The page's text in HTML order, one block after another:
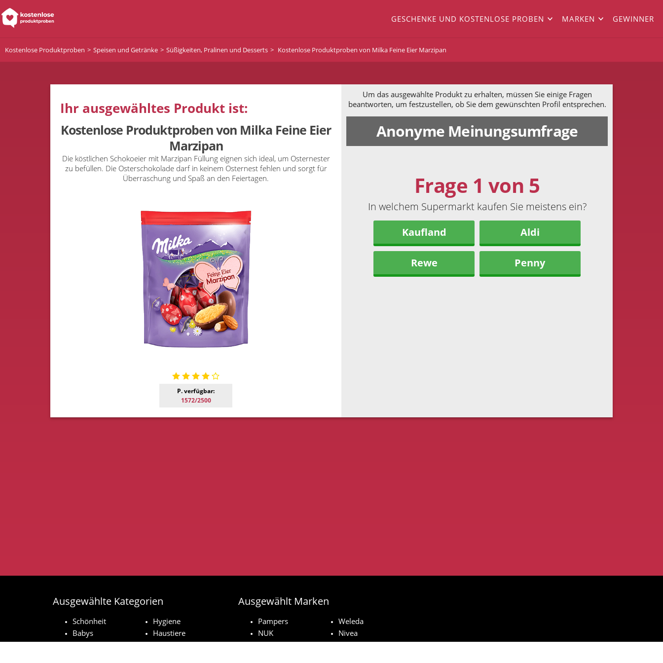
GESCHENKE UND KOSTENLOSE PROBEN MARKEN GEWINNER
Kostenlose Produktproben Speisen und Getränke Süßigkeiten, Pralinen und Desserts Kostenlose Produktproben von Milka Feine Eier Marzipan
Ihr ausgewähltes Produkt ist:
Kostenlose Produktproben von Milka Feine Eier
Marzipan
Die köstlichen Schokoeier mit Marzipan Füllung eignen sich ideal, um Osternester
zu befüllen. Die Osterschokolade darf in keinem Osternest fehlen und sorgt für
Überraschung und Spaß an den Feiertagen.
P. verfügbar:
1572/2500
Anonyme Meinungsumfrage
Um das ausgewählte Produkt zu erhalten, müssen Sie einige Fragen
beantworten, um festzustellen, ob Sie dem gewünschten Profil entsprechen.
Frage 1 von 5
In welchem Supermarkt kaufen Sie meistens ein?
Kaufland
Aldi
Rewe Penny
Ausgewählte Kategorien
Schönheit
Hygiene
Babys
Haustiere
Haushaltsprodukte
Ausgewählt Marken
Pampers
Weleda
NUK
Nivea
Royal Canin